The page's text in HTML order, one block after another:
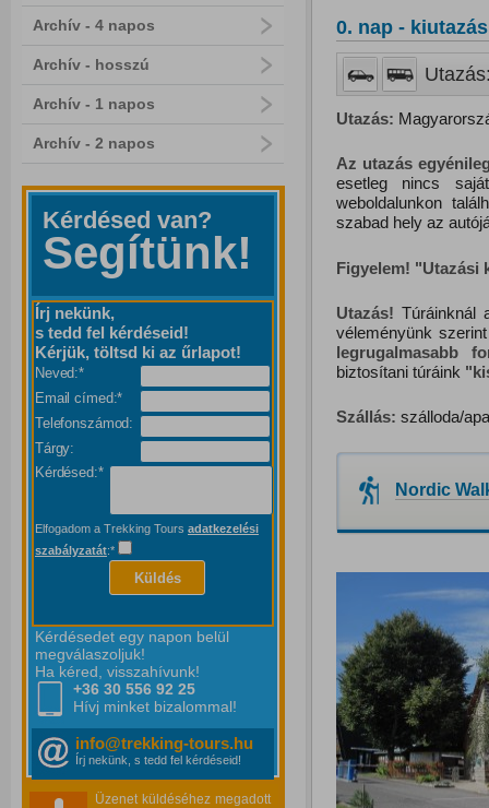
Archív - 4 napos
Archív - hosszú
Archív - 1 napos
Archív - 2 napos
Kérdésed van?
Segítünk!
Írj nekünk,
s tedd fel kérdéseid!
Kérjük, töltsd ki az űrlapot!
Neved:*
Email címed:*
Telefonszámod:
Tárgy:
Kérdésed:*
Elfogadom a Trekking Tours adatkezelési
szabályzatát:*
Küldés
Kérdésedet egy napon belül
megválaszoljuk!
Ha kéred, visszahívunk!
+36 30 556 92 25
Hívj minket bizalommal!
info@trekking-tours.hu
Írj nekünk, s tedd fel kérdéseid!
Üzenet küldéséhez megadott
0. nap - kiutazás
Utazás:
Az utazás
esetleg nincs
weboldalunkon
szabad hely az
Figyelem! "Utazási
Utazás! Túráinknál
véleményünk
legrugalmasabb
biztosítani túráink "
Szállás: szálloda/
Nordic